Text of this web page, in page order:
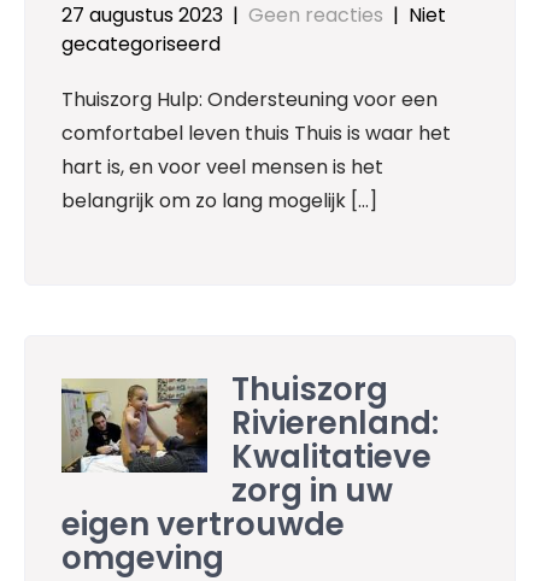
27 augustus 2023 | Geen reacties | Niet
gecategoriseerd
Thuiszorg Hulp: Ondersteuning voor een
comfortabel leven thuis Thuis is waar het
hart is, en voor veel mensen is het
belangrijk om zo lang mogelijk […]
Thuiszorg
Rivierenland:
Kwalitatieve
zorg in uw
eigen vertrouwde
omgeving